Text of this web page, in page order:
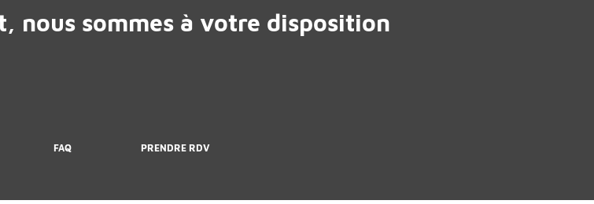
nous sommes à votre disposition
FAQ PRENDRE RDV